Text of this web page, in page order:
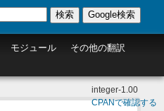
モジュール
その他の翻訳
検索 Google検索
integer-1.00
CPANで確認する